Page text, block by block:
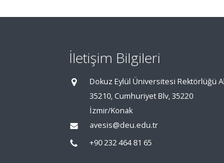
İletişim Bilgileri
Dokuz Eylül Üniversitesi Rektörlüğü
35210, Cumhuriyet Blv, 35220
İzmir/Konak
avesis@deu.edu.tr
+90 232 464 81 65